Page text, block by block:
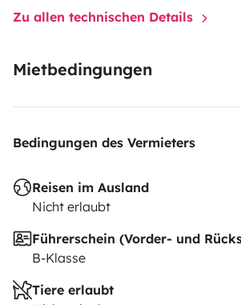
Zu allen technischen Details
Mietbedingungen
Bedingungen des Vermieters
Reisen im Ausland
Nicht erlaubt
Führerschein (Vorder- und
B-Klasse
Tiere erlaubt